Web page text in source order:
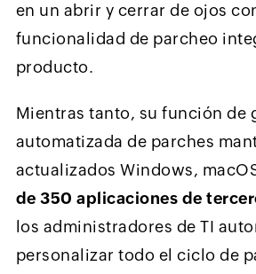
en un abrir y cerrar de ojos
funcionalidad de parcheo
producto.
Mientras tanto, su función de
automatizada de parches
actualizados Windows,
de 350 aplicaciones de
los administradores de TI
personalizar todo el ciclo de